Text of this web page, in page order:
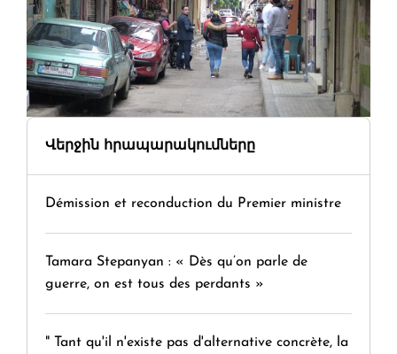
Վերջին հրապարակումները
Démission et reconduction du Premier ministre
Tamara Stepanyan : « Dès qu’on parle de
guerre, on est tous des perdants »
" Tant qu'il n'existe pas d'alternative concrète, la